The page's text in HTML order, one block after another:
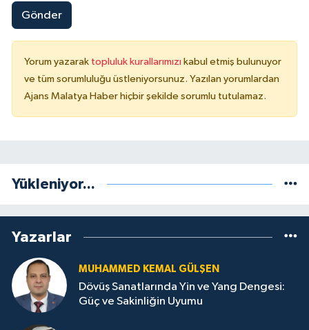
Gönder
Yorum yazarak topluluk kurallarımızı kabul etmiş bulunuyor
ve tüm sorumluluğu üstleniyorsunuz. Yazılan yorumlardan
Ajans Malatya Haber hiçbir şekilde sorumlu tutulamaz.
Yükleniyor...
Yazarlar
MUHAMMED KEMAL GÜLŞEN
Dövüş Sanatlarında Yin ve Yang Dengesi:
Güç ve Sakinliğin Uyumu